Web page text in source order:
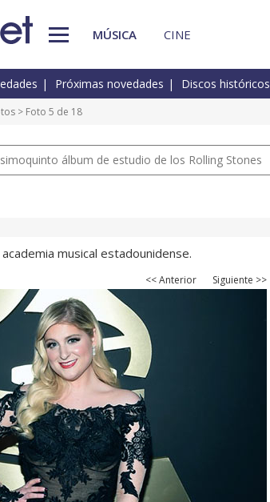
MÚSICA CINE
Próximas novedades Discos históricos
> Foto 5 de 18
álbum de estudio de los Rolling Stones
musical estadounidense.
<< Anterior Siguiente >>